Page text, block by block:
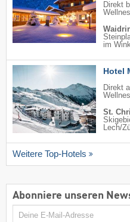
Direkt
im
Hotel
Direkt
St.
Lech/​
Weitere Top-Hotels
Abonniere unseren
E-